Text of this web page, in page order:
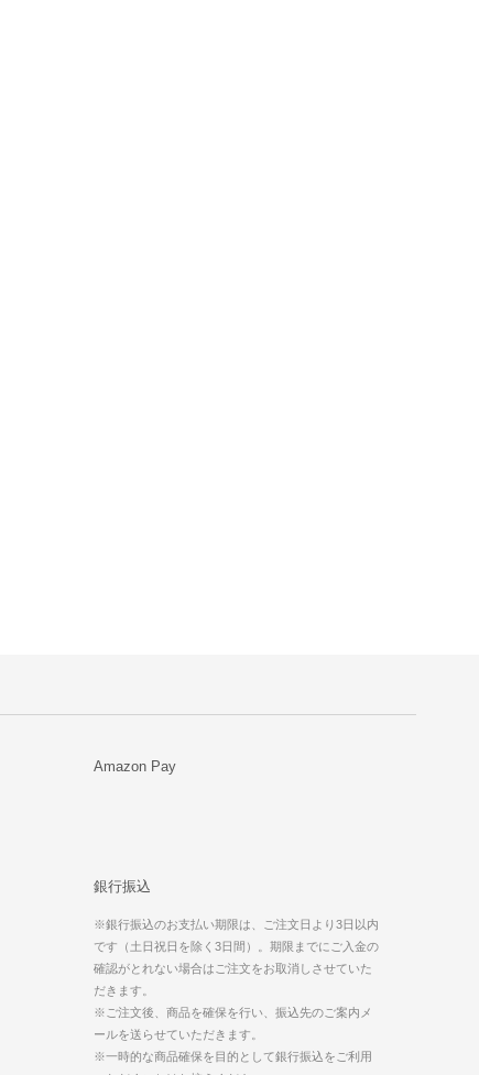
Amazon Pay
銀行振込
※銀行振込のお支払い期限は、ご注文日より3日以内
です（土日祝日を除く3日間）。期限までにご入金の
確認がとれない場合はご注文をお取消しさせていた
だきます。
※ご注文後、商品を確保を行い、振込先のご案内メ
ールを送らせていただきます。
※一時的な商品確保を目的として銀行振込をご利用